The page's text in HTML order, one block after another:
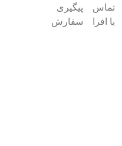
تماس
با افرا
پیگیری
سفارش